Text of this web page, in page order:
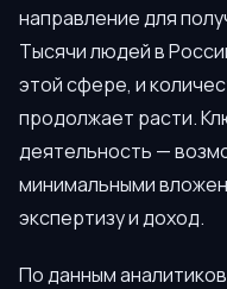
направление для
Тысячи людей в
этой сфере, и
продолжает расти.
деятельность —
минимальными
экспертизу и доход.
По данным